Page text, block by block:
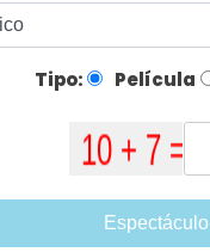
Tipo: Película
Espectáculo